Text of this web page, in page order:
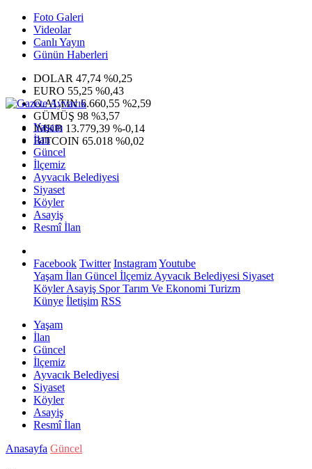
Foto Galeri
Videolar
Canlı Yayın
Günün Haberleri
DOLAR 47,74 %0,25
EURO 55,25 %0,43
G.ALTIN6.660,55 %2,59
GÜMÜŞ 98 %3,57
IMKB 13.779,39 %-0,14
BITCOIN 65.018 %0,02
Yaşam
İlan
Güncel
İlçemiz
Ayvacık Belediyesi
Siyaset
Köyler
Asayiş
Resmî İlan
Facebook Twitter InstagramYoutube
Yaşam İlan Güncel İlçemiz Ayvacık Belediyesi Siyaset
KöylerAsayiş SporTarım Ve Ekonomi Turizm
Künye İletişim RSS
Yaşam
İlan
Güncel
İlçemiz
Ayvacık Belediyesi
Siyaset
Köyler
Asayiş
Resmî İlan
Anasayfa Güncel